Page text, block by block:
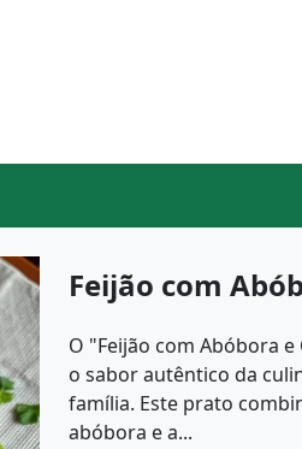
Feijão com
O "Feijão com Abóbora
o sabor autêntico da
família. Este prato
abóbora e a...